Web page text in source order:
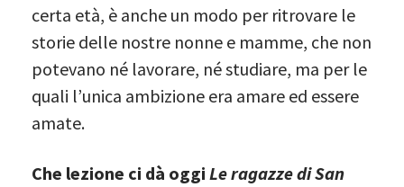
certa età, è anche un modo per ritrovare le
storie delle nostre nonne e mamme, che non
potevano né lavorare, né studiare, ma per le
quali l’unica ambizione era amare ed essere
amate.
Che lezione ci dà oggi Le ragazze di San